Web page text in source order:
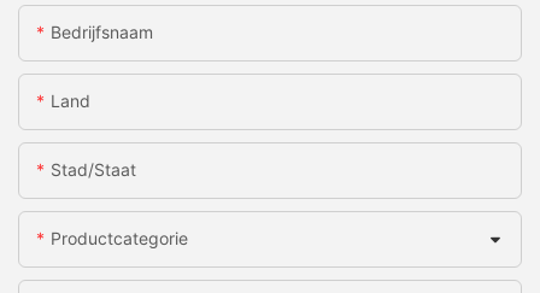
Bedrijfsnaam
Land
Stad/staat
Productcategorie